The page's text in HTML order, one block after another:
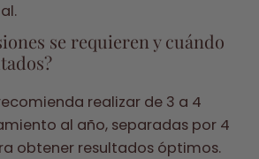
se requieren y cuándo
realizar de 3 a 4
al año, separadas por 4
obtener resultados óptimos.